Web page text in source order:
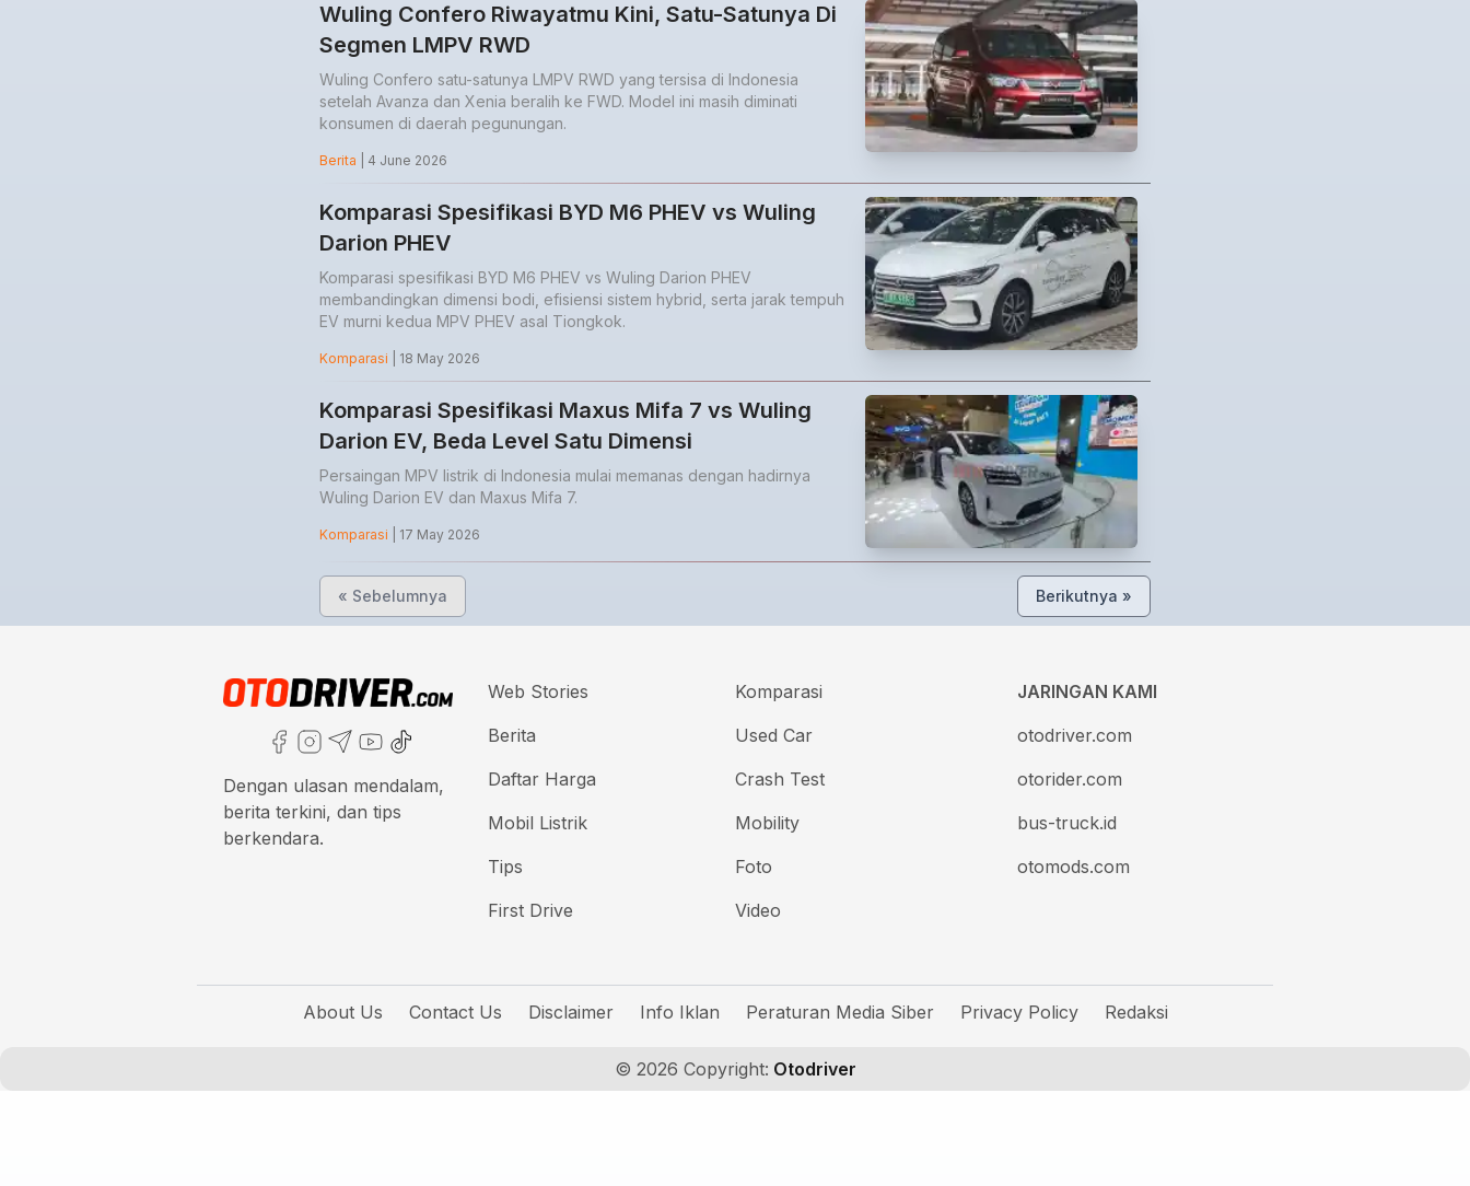
Wuling Confero Riwayatmu Kini, Satu-Satunya Di
Segmen LMPV RWD
Wuling Confero satu-satunya LMPV RWD yang tersisa di Indonesia
setelah Avanza dan Xenia beralih ke FWD. Model ini masih diminati
konsumen di daerah pegunungan.
Berita | 4 June 2026
Komparasi Spesifikasi BYD M6 PHEV vs Wuling
Darion PHEV
Komparasi spesifikasi BYD M6 PHEV vs Wuling Darion PHEV
membandingkan dimensi bodi, efisiensi sistem hybrid, serta jarak tempuh
EV murni kedua MPV PHEV asal Tiongkok.
Komparasi | 18 May 2026
Komparasi Spesifikasi Maxus Mifa 7 vs Wuling
Darion EV, Beda Level Satu Dimensi
Persaingan MPV listrik di Indonesia mulai memanas dengan hadirnya
Wuling Darion EV dan Maxus Mifa 7.
Komparasi | 17 May 2026
« Sebelumnya Berikutnya »
Dengan ulasan mendalam,
berita terkini, dan tips
berkendara.
Web Stories
Berita
Daftar Harga
Mobil Listrik
Tips
First Drive
Komparasi
Used Car
Crash Test
Mobility
Foto
Video
JARINGAN KAMI
otodriver.com
otorider.com
bus-truck.id
otomods.com
About Us Contact Us Disclaimer Info Iklan Peraturan Media Siber Privacy Policy Redaksi
© 2026 Copyright: Otodriver